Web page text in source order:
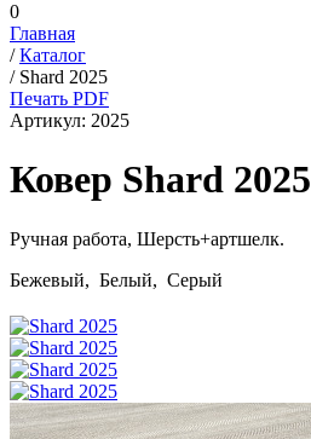
0
Главная
/Каталог
/ Shard 2025
Печать PDF
Артикул: 2025
Ковер Shard 2025
Ручная работа, Шерсть+артшелк.
Бежевый, Белый, Серый